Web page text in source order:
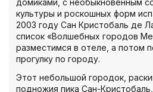
домиками, с необыкновенным
культуры и роскошных форм
2003 году Сан Кристобаль де
список «Волшебных городов
разместимся в отеле, а потом
прогулку по городу.
Этот небольшой городок,
подножия пика Сан-